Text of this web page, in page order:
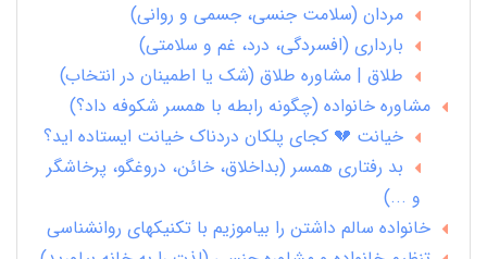
مردان (سلامت جنسی، جسمی و روانی)
بارداری (افسردگی، درد، غم و سلامتی)
طلاق | مشاوره طلاق (شک یا اطمینان در انتخاب)
مشاوره خانواده (چگونه رابطه با همسر شکوفه داد؟)
خیانت 💔 کجای پلکان دردناک خیانت ایستاده اید؟
بد رفتاری همسر (بداخلاق، خائن، دروغگو، پرخاشگر
و ...)
خانواده سالم داشتن را بیاموزیم با تکنیکهای روانشناسی